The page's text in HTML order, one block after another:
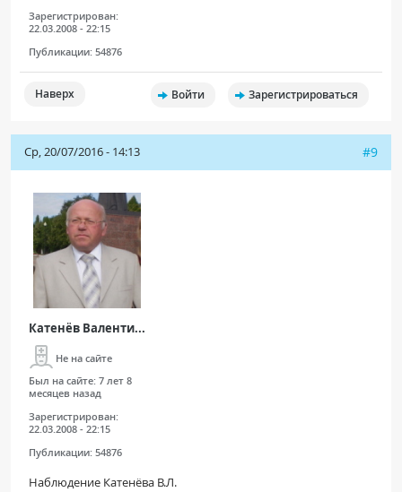
Зарегистрирован:
22.03.2008 - 22:15
Публикации: 54876
Наверх Войти Зарегистрироваться
Ср, 20/07/2016 - 14:13 #9
Катенёв Валенти...
Не на сайте
Был на сайте: 7 лет 8
месяцев назад
Зарегистрирован:
22.03.2008 - 22:15
Публикации: 54876
Наблюдение Катенёва В.Л.